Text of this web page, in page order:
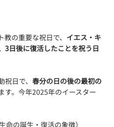
の重要な祝日で、 イエス・キ
3日後に復活したことを祝う日
日で、 春分の日の後の最初の
す。今年2025年のイースター
生命の誕生・復活の象徴）